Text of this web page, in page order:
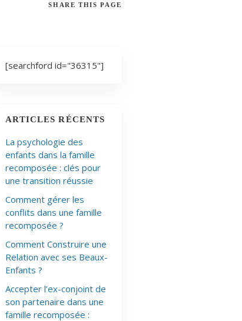
SHARE THIS PAGE
[searchford id="36315"]
ARTICLES RÉCENTS
La psychologie des
enfants dans la famille
recomposée : clés pour
une transition réussie
Comment gérer les
conflits dans une famille
recomposée ?
Comment Construire une
Relation avec ses Beaux-
Enfants ?
Accepter l’ex-conjoint de
son partenaire dans une
famille recomposée :